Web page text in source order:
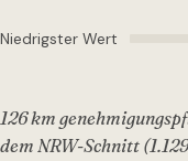
Niedrigster Wert
126 km
dem NRW-Schnitt